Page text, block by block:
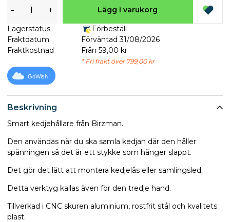
Beskrivning
Smart kedjehållare från Birzman.
Den användas när du ska samla kedjan där den håller
spänningen så det är ett stykke som hänger slappt.
Det gör det lätt att montera kedjelås eller samlingsled.
Detta verktyg kallas även för den tredje hand.
Tillverkad i CNC skuren aluminium, rostfrit stål och kvalitets
plast.
- + Lägg i varukorg
Lagerstatus
Förbeställ
Fraktdatum
Förväntad 31/08/2026
Fraktkostnad
Från 59,00 kr
* Fri frakt över 799,00 kr
GoWish